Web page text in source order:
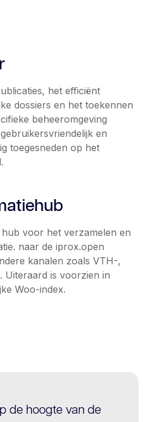
het efficiënt
dossiers en het toekennen
beheeromgeving
en
toegesneden op het
voor het verzamelen en
naar de iprox.open
kanalen zoals VTH-,
Uiteraard is voorzien in
Woo-index.
de hoogte van de